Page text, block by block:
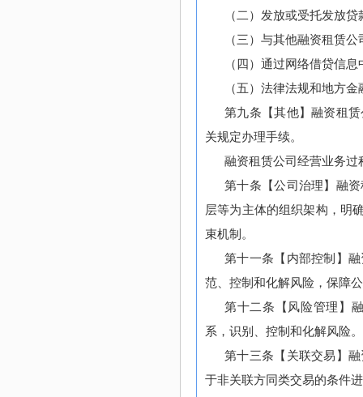
（二）发放或受托发放贷
（三）与其他融资租赁
（四）通过网络借贷信
（五）法律法规和地方
第九条【其他】融资租
关规定办理手续。
融资租赁公司经营业务
第十条【公司治理】融
层等为主体的组织架构，明
束机制。
第十一条【内部控制】
范、控制和化解风险，保障
第十二条【风险管理】
系，识别、控制和化解风险。
第十三条【关联交易】
于非关联方同类交易的条件